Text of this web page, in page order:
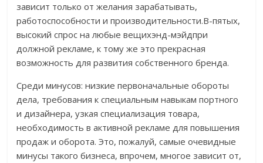
зависит только от желания зарабатывать,
работоспособности и производительности.В-пятых,
высокий спрос на любые вещихэнд-мэйдпри
должной рекламе, к тому же это прекрасная
возможность для развития собственного бренда.
Среди минусов: низкие первоначальные обороты
дела, требования к специальным навыкам портного
и дизайнера, узкая специализация товара,
необходимость в активной рекламе для повышения
продаж и оборота. Это, пожалуй, самые очевидные
минусы такого бизнеса, впрочем, многое зависит от,